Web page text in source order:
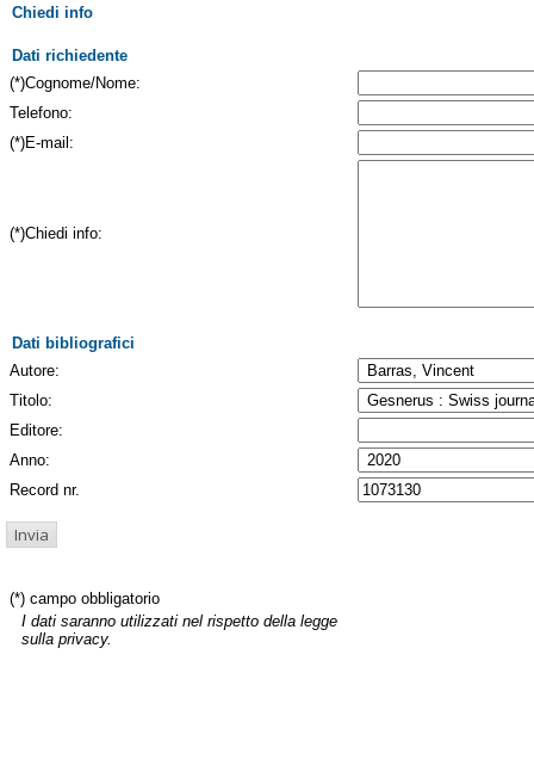
Chiedi info
Dati richiedente
(*)Cognome/Nome:
Telefono:
(*)E-mail:
(*)Chiedi info:
Dati bibliografici
Autore:
Titolo:
Editore:
Anno:
Record nr.
(*) campo obbligatorio
I dati saranno utilizzati nel rispetto della legge
sulla privacy.